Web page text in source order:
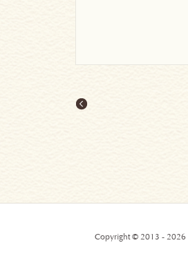
Copyright © 2013 - 2026